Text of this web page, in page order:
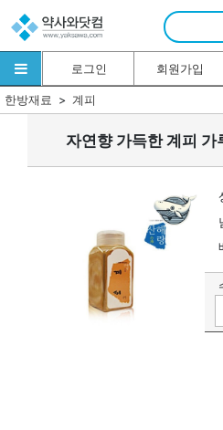
로그인 회원가입
한방재료 계피
자연향 가득한 계피